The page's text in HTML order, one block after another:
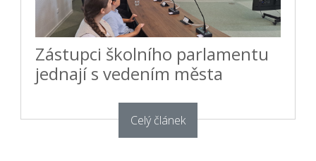
Zástupci školního parlamentu
jednají s vedením města
Celý článek